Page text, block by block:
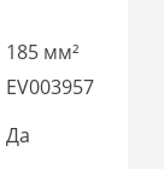
185 мм²
EV003957
Да